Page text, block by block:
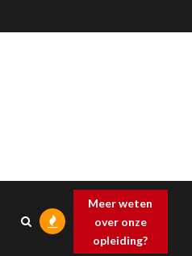
Meer weten
over onze
opleiding?